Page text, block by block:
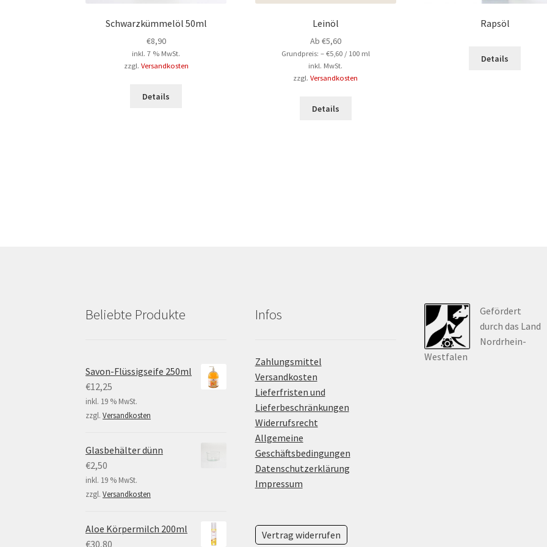
Schwarzkümmelöl 50ml
€8,90
inkl. 7 % MwSt.
zzgl. Versandkosten
Details
Leinöl
Ab €5,60
Grundpreis: – €5,60/ 100 ml
inkl. MwSt.
zzgl.Versandkosten
Details
Rapsöl
Details
Beliebte Produkte
Savon-Flüssigseife 250ml
€12,25
inkl. 19 % MwSt.
zzgl.Versandkosten
Glasbehälter dünn
€2,50
inkl. 19 % MwSt.
zzgl.Versandkosten
Aloe Körpermilch 200ml
€30,80
Infos
Zahlungsmittel
Versandkosten
Lieferfristen und
Lieferbeschränkungen
Widerrufsrecht
Allgemeine
Geschäftsbedingungen
Datenschutzerklärung
Impressum
Vertrag widerrufen
Gefördert
durch das Land
Nordrhein-
Westfalen